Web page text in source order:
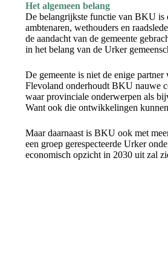
Het algemeen belang
De belangrijkste functie van BKU is
ambtenaren, wethouders en
de aandacht van de gemeente
in het belang van de Urker
De gemeente is niet de enige
Flevoland onderhoudt BKU nauwe
waar provinciale onderwerpen als
Want ook die ontwikkelingen
Maar daarnaast is BKU ook met
een groep gerespecteerde Urker
economisch opzicht in 2030 uit zal